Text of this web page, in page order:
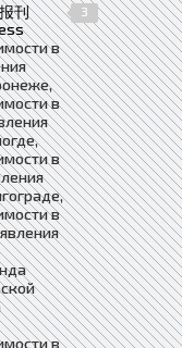
刊
3
в
в
в
в
в